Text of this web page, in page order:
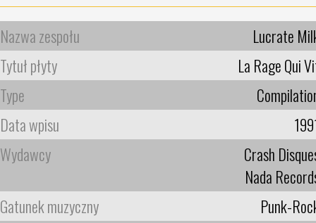
Nazwa zespołu
Lucrate
Tytuł płyty
La Rage Qui
Type
Data wpisu
Wydawcy
Crash
Nada
Gatunek muzyczny
Punk-